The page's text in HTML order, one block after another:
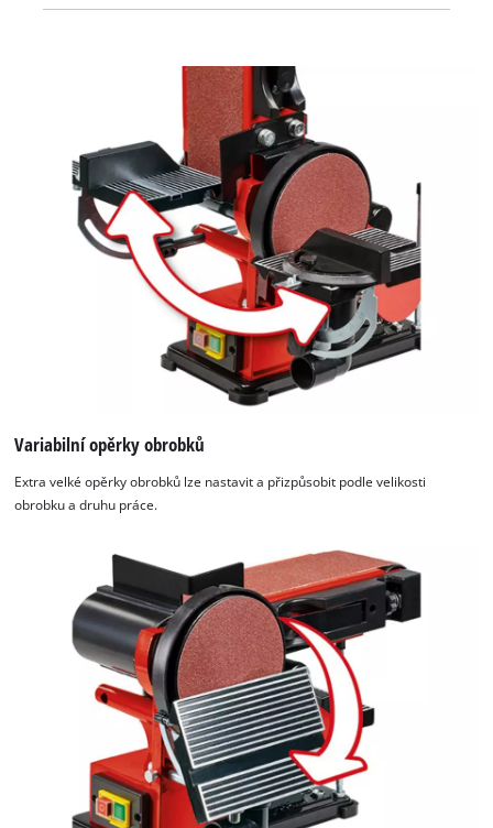
Variabilní opěrky obrobků
Extra velké opěrky obrobků lze nastavit a přizpůsobit podle velikosti
obrobku a druhu práce.